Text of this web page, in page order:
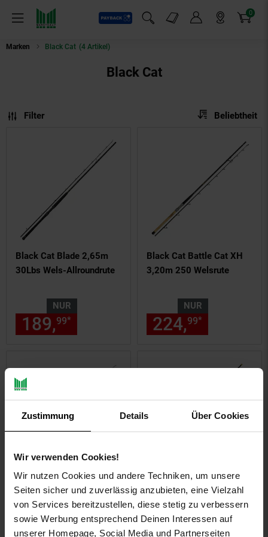
Zustimmung Details Über Cookies
Wir verwenden Cookies!
Wir nutzen Cookies und andere Techniken, um unsere
Seiten sicher und zuverlässig anzubieten, eine Vielzahl
von Services bereitzustellen, diese stetig zu verbessern
sowie Werbung entsprechend Deinen Interessen auf
unserer Homepage, Social Media und Partnerseiten
Menü
Payback
Suchfeld einblenden
Markt-Angebote 0
Artikel
Marken Black Cat (4 Artikel)
Black Cat
Filter Sortierung:
Beliebtheit
Black Cat Blade 2,65m
30Lbs Wels-Allroundrute
NUR
189,99* € Sternchen
Black Cat Battle Cat XH
3,20m 250 Welsrute
NUR
224,99*
Black Cat Perfect Passion
Allstar Cast 2,20m 30-
130g Wels-Castingrute
Black Cat Freestyle Pro
Bank 2,80m 150-300g
Welsrute